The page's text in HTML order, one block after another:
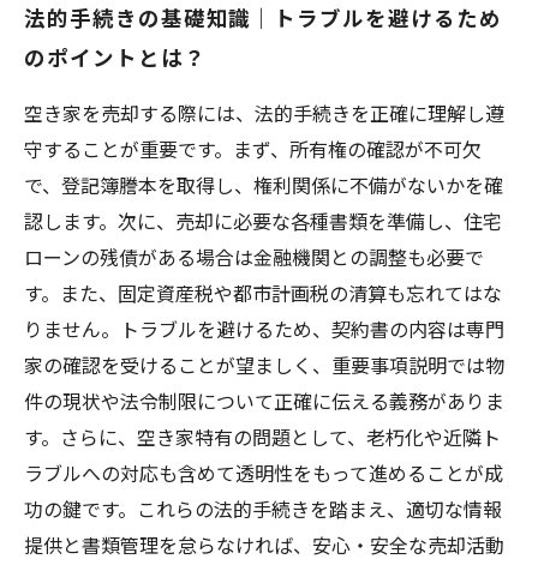
法的手続きの基礎知識｜トラブルを避けるため
のポイントとは？
空き家を売却する際には、法的手続きを正確に理解し遵
守することが重要です。まず、所有権の確認が不可欠
で、登記簿謄本を取得し、権利関係に不備がないかを確
認します。次に、売却に必要な各種書類を準備し、住宅
ローンの残債がある場合は金融機関との調整も必要で
す。また、固定資産税や都市計画税の清算も忘れてはな
りません。トラブルを避けるため、契約書の内容は専門
家の確認を受けることが望ましく、重要事項説明では物
件の現状や法令制限について正確に伝える義務がありま
す。さらに、空き家特有の問題として、老朽化や近隣ト
ラブルへの対応も含めて透明性をもって進めることが成
功の鍵です。これらの法的手続きを踏まえ、適切な情報
提供と書類管理を怠らなければ、安心・安全な売却活動